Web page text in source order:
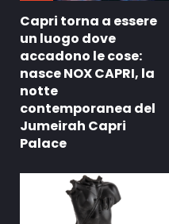
Capri torna a essere
un luogo dove
accadono le cose:
nasce NOX CAPRI, la
notte
contemporanea del
Jumeirah Capri
Palace